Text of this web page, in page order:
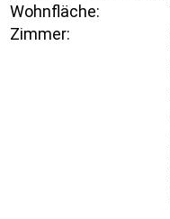
Wohnfläche:
Zimmer: